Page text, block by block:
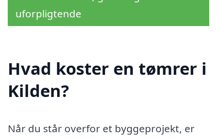
uforpligtende
Hvad koster en tømrer i
Kilden?
Når du står overfor et byggeprojekt, er